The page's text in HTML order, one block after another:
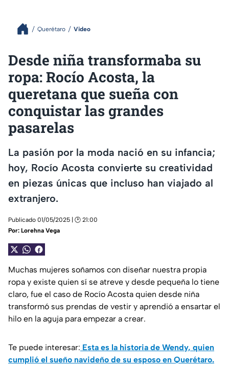
Querétaro Video
Desde niña transformaba su
ropa: Rocío Acosta, la
queretana que sueña con
conquistar las grandes
pasarelas
La pasión por la moda nació en su infancia;
hoy, Rocío Acosta convierte su creatividad
en piezas únicas que incluso han viajado al
extranjero.
Publicado 01/05/2025 | 🕑 21:00
Por: Lorehna Vega
Muchas mujeres soñamos con diseñar nuestra propia
ropa y existe quien sí se atreve y desde pequeña lo tiene
claro, fue el caso de Rocío Acosta quien desde niña
transformó sus prendas de vestir y aprendió a ensartar el
hilo en la aguja para empezar a crear.
Te puede interesar: Esta es la historia de Wendy, quien
cumplió el sueño navideño de su esposo en Querétaro.